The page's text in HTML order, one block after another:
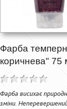
Фарба
коричнева" 75
Фарба висихає
зміни. Неперевершений